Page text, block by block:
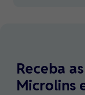
Receba
Microlins